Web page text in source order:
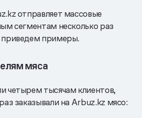
отправляет массовые
сегментам несколько раз
примеры.
мяса
четырем тысячам клиентов,
заказывали на Arbuz.kz мясо: